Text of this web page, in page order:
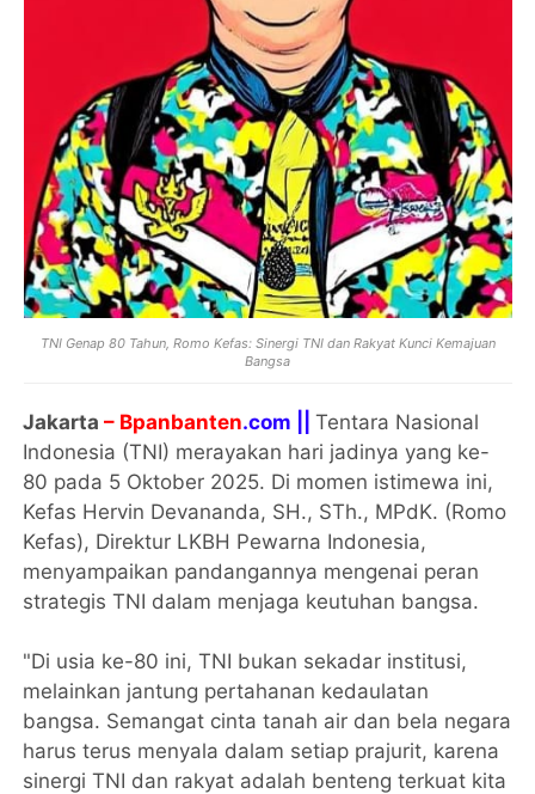
TNI Genap 80 Tahun, Romo Kefas: Sinergi TNI dan Rakyat Kunci Kemajuan
Bangsa
Jakarta – Bpanbanten.com ||Tentara Nasional
Indonesia (TNI) merayakan hari jadinya yang ke-
80 pada 5 Oktober 2025. Di momen istimewa ini,
Kefas Hervin Devananda, SH., STh., MPdK. (Romo
Kefas), Direktur LKBH Pewarna Indonesia,
menyampaikan pandangannya mengenai peran
strategis TNI dalam menjaga keutuhan bangsa.
"Di usia ke-80 ini, TNI bukan sekadar institusi,
melainkan jantung pertahanan kedaulatan
bangsa. Semangat cinta tanah air dan bela negara
harus terus menyala dalam setiap prajurit, karena
sinergi TNI dan rakyat adalah benteng terkuat kita